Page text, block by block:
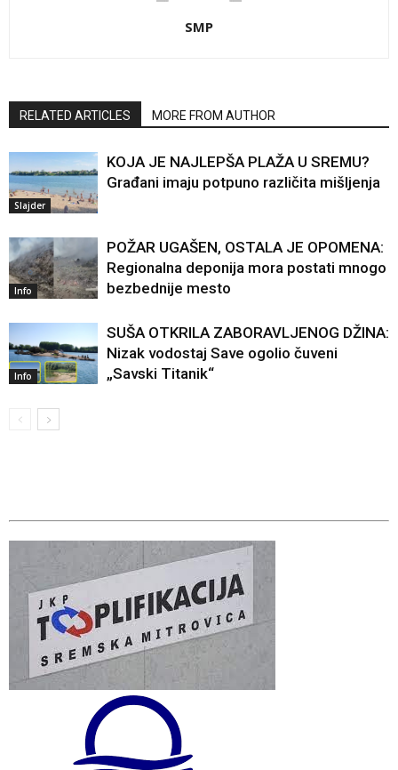
SMP
RELATED ARTICLES MORE FROM AUTHOR
Slajder
KOJA JE NAJLEPŠA PLAŽA U SREMU?
Građani imaju potpuno različita mišljenja
Info
POŽAR UGAŠEN, OSTALA JE OPOMENA:
Regionalna deponija mora postati mnogo
bezbednije mesto
Info
SUŠA OTKRILA ZABORAVLJENOG DŽINA:
Nizak vodostaj Save ogolio čuveni
„Savski Titanik“